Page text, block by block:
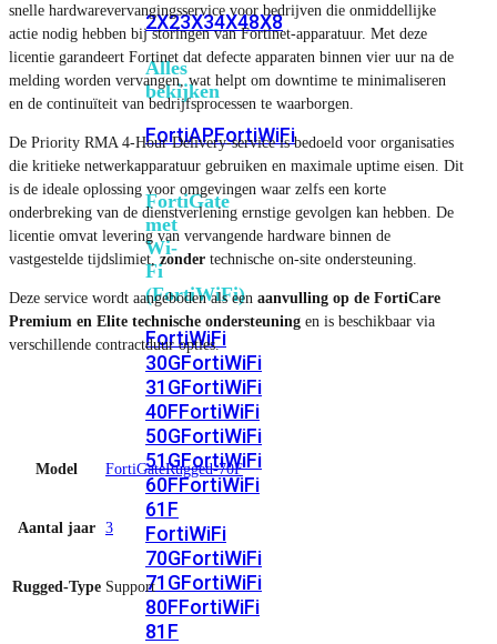
2X23X34X48X8
Alles
bekijken
FortiAPFortiWiFi
FortiGate
met
Wi-
Fi
(FortiWiFi)
FortiWiFi
30GFortiWiFi
31GFortiWiFi
40FFortiWiFi
50GFortiWiFi
51GFortiWiFi
60FFortiWiFi
61F
FortiWiFi
70GFortiWiFi
71GFortiWiFi
80FFortiWiFi
81F
snelle hardwarevervangingsservice voor bedrijven die onmiddellijke
actie nodig hebben bij storingen van Fortinet-apparatuur. Met deze
licentie garandeert Fortinet dat defecte apparaten binnen vier uur na de
melding worden vervangen, wat helpt om downtime te minimaliseren
en de continuïteit van bedrijfsprocessen te waarborgen.
De Priority RMA 4-Hour Delivery-service is bedoeld voor organisaties
die kritieke netwerkapparatuur gebruiken en maximale uptime eisen. Dit
is de ideale oplossing voor omgevingen waar zelfs een korte
onderbreking van de dienstverlening ernstige gevolgen kan hebben. De
licentie omvat levering van vervangende hardware binnen de
vastgestelde tijdslimiet, zonder technische on-site ondersteuning.
Deze service wordt aangeboden als een aanvulling op de FortiCare
Premium en Elite technische ondersteuning en is beschikbaar via
verschillende contractduur opties.
Model FortiGateRugged-70F
Aantal jaar 3
Rugged-Type Support